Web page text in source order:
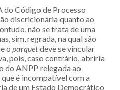
Código de Processo
discricionária quanto ao
não se trata de uma
sim, regrada, na qual são
o parquetdeve se vincular
pois, caso contrário, abriria
do ANPP relegada ao
que é incompatível com a
de um Estado Democrático